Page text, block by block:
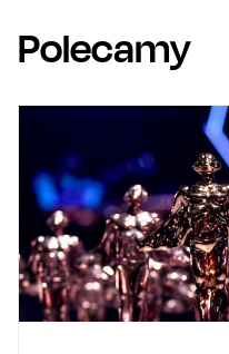
Polecamy